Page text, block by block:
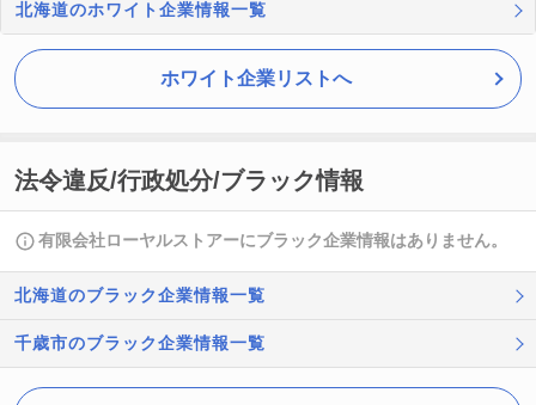
北海道のホワイト企業情報一覧
ホワイト企業リストへ
法令違反/行政処分/ブラック情報
有限会社ローヤルストアーにブラック企業情報はありません。
北海道のブラック企業情報一覧
千歳市のブラック企業情報一覧